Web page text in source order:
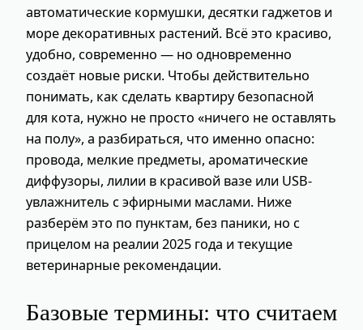
автоматические кормушки, десятки гаджетов и
море декоративных растений. Всё это красиво,
удобно, современно — но одновременно
создаёт новые риски. Чтобы действительно
понимать, как сделать квартиру безопасной
для кота, нужно не просто «ничего не оставлять
на полу», а разбираться, что именно опасно:
провода, мелкие предметы, ароматические
диффузоры, лилии в красивой вазе или USB-
увлажнитель с эфирными маслами. Ниже
разберём это по пунктам, без паники, но с
прицелом на реалии 2025 года и текущие
ветеринарные рекомендации.
Базовые термины: что считаем